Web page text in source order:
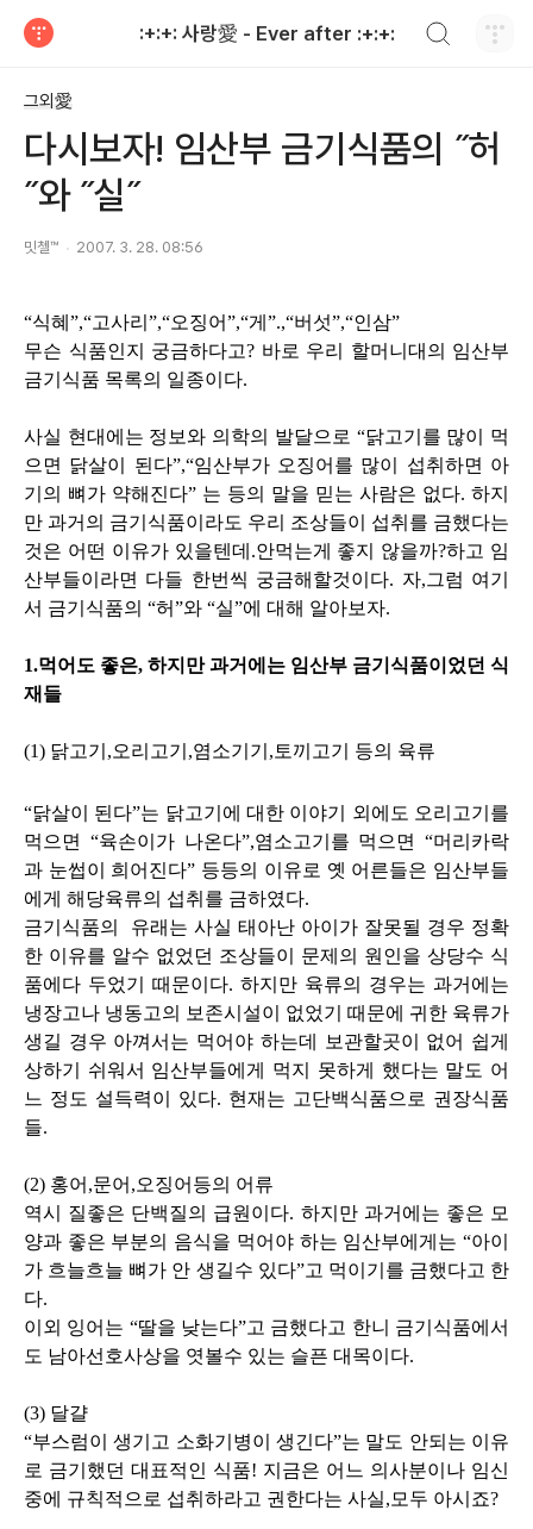
:+:+: 사랑愛 - Ever after :+:+:
그외愛
다시보자! 임산부 금기식품의 ˝허
˝와 ˝실˝
밋첼™ 2007. 3. 28. 08:56
“식혜”,“고사리”,“오징어”,“게”.,“버섯”,“인삼”
무슨 식품인지 궁금하다고? 바로 우리 할머니대의 임산부
금기식품 목록의 일종이다.
사실 현대에는 정보와 의학의 발달으로 “닭고기를 많이 먹
으면 닭살이 된다”,“임산부가 오징어를 많이 섭취하면 아
기의 뼈가 약해진다” 는 등의 말을 믿는 사람은 없다. 하지
만 과거의 금기식품이라도 우리 조상들이 섭취를 금했다는
것은 어떤 이유가 있을텐데.안먹는게 좋지 않을까?하고 임
산부들이라면 다들 한번씩 궁금해할것이다. 자,그럼 여기
서 금기식품의 “허”와 “실”에 대해 알아보자.
1.먹어도 좋은, 하지만 과거에는 임산부 금기식품이었던 식
재들
(1) 닭고기,오리고기,염소기기,토끼고기 등의 육류
“닭살이 된다”는 닭고기에 대한 이야기 외에도 오리고기를
먹으면 “육손이가 나온다”,염소고기를 먹으면 “머리카락
과 눈썹이 희어진다” 등등의 이유로 옛 어른들은 임산부들
에게 해당육류의 섭취를 금하였다.
금기식품의 유래는 사실 태아난 아이가 잘못될 경우 정확
한 이유를 알수 없었던 조상들이 문제의 원인을 상당수 식
품에다 두었기 때문이다. 하지만 육류의 경우는 과거에는
냉장고나 냉동고의 보존시설이 없었기 때문에 귀한 육류가
생길 경우 아껴서는 먹어야 하는데 보관할곳이 없어 쉽게
상하기 쉬워서 임산부들에게 먹지 못하게 했다는 말도 어
느 정도 설득력이 있다. 현재는 고단백식품으로 권장식품
들.
(2) 홍어,문어,오징어등의 어류
역시 질좋은 단백질의 급원이다. 하지만 과거에는 좋은 모
양과 좋은 부분의 음식을 먹어야 하는 임산부에게는 “아이
가 흐늘흐늘 뼈가 안 생길수 있다”고 먹이기를 금했다고 한
다.
이외 잉어는 “딸을 낮는다”고 금했다고 한니 금기식품에서
도 남아선호사상을 엿볼수 있는 슬픈 대목이다.
(3) 달걀
“부스럼이 생기고 소화기병이 생긴다”는 말도 안되는 이유
로 금기했던 대표적인 식품! 지금은 어느 의사분이나 임신
중에 규칙적으로 섭취하라고 권한다는 사실,모두 아시죠?